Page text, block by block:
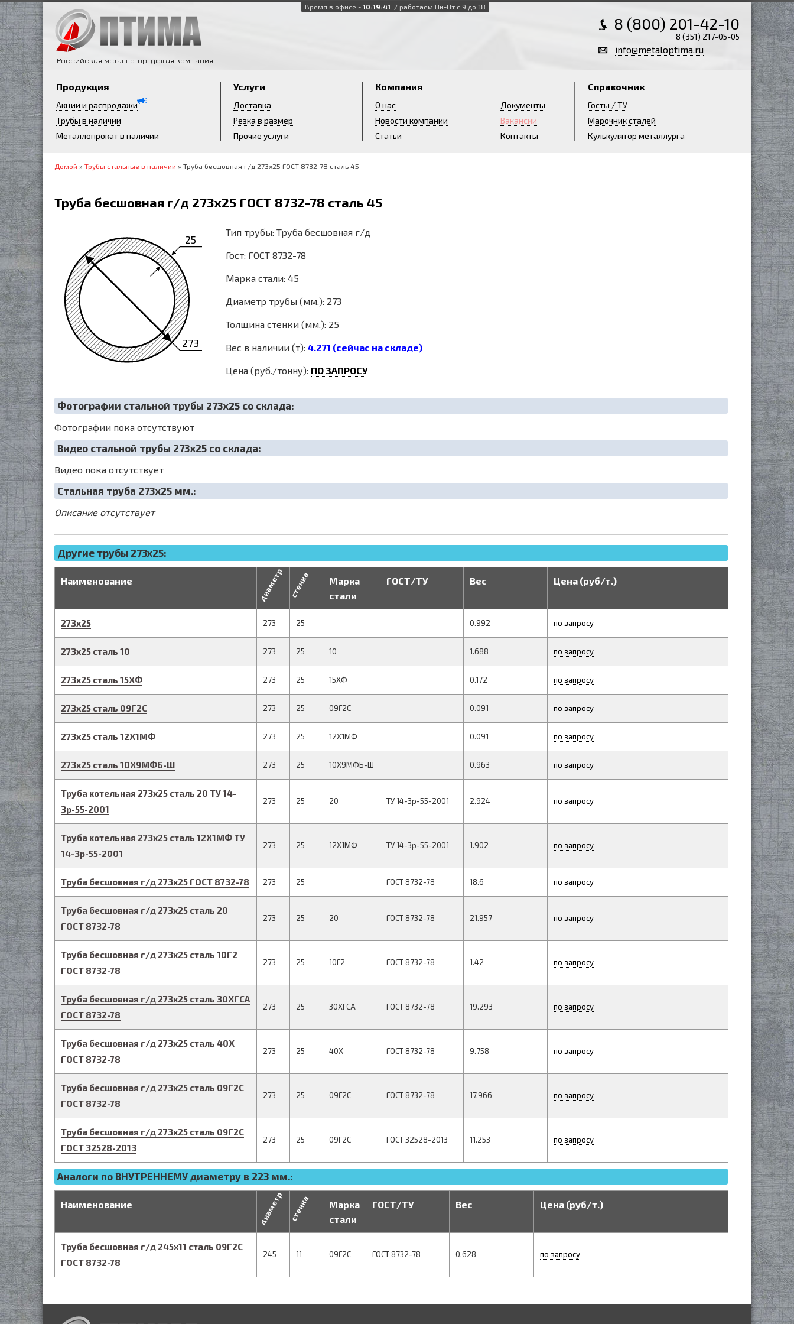
Время в офисе - 10:19:42 / работаем Пн-Пт с 9 до 18
Российская металлоторгующая компания
8 (800) 201-42-10
8 (351) 217-05-05
info@metaloptima.ru
Продукция
Акции и распродажи
Трубы в наличии
Металлопрокат в наличии
Услуги
Доставка
Резка в размер
Прочие услуги
Компания
О нас
Новости компании
Статьи
Документы
Вакансии
Контакты
Справочник
Госты / ТУ
Марочник сталей
Кулькулятор металлурга
Домой » Трубы стальные в наличии » Труба бесшовная г/д 273х25 ГОСТ 8732-78 сталь 45
Труба бесшовная г/д 273х25 ГОСТ 8732-78 сталь 45
273
25
Тип трубы: Труба бесшовная г/д
Гост: ГОСТ 8732-78
Марка стали: 45
Диаметр трубы (мм.): 273
Толщина стенки (мм.): 25
Вес в наличии (т): 4.271 (сейчас на складе)
Цена (руб./тонну): ПО ЗАПРОСУ
Фотографии стальной трубы 273х25 со склада:
Фотографии пока отсутствуют
Видео стальной трубы 273х25 со склада:
Видео пока отсутствует
Cтальная труба 273х25 мм.:
Описание отсутствует
Другие трубы 273x25:
Наименование диаметр стенка
Марка
стали
ГОСТ/ТУ Вес Цена (руб/т.)
273х25 273 25 0.992 по запросу
273х25 сталь 10 273 25 10 1.688 по запросу
273х25 сталь 15ХФ 273 25 15ХФ 0.172 по запросу
273х25 сталь 09Г2С 273 25 09Г2С 0.091 по запросу
273х25 сталь 12Х1МФ 273 25 12Х1МФ 0.091 по запросу
273х25 сталь 10Х9МФБ-Ш 273 25 10Х9МФБ-Ш 0.963 по запросу
Труба котельная 273х25 сталь 20 ТУ 14-
3р-55-2001
273 25 20 ТУ 14-3р-55-2001 2.924 по запросу
Труба котельная 273х25 сталь 12Х1МФ ТУ
14-3р-55-2001
273 25 12Х1МФ ТУ 14-3р-55-2001 1.902 по запросу
Труба бесшовная г/д 273х25 ГОСТ 8732-78 273 25 ГОСТ 8732-78 18.6 по запросу
Труба бесшовная г/д 273х25 сталь 20
ГОСТ 8732-78
273 25 20 ГОСТ 8732-78 21.957 по запросу
Труба бесшовная г/д 273х25 сталь 10Г2
ГОСТ 8732-78
273 25 10Г2 ГОСТ 8732-78 1.42 по запросу
Труба бесшовная г/д 273х25 сталь 30ХГСА
ГОСТ 8732-78
273 25 30ХГСА ГОСТ 8732-78 19.293 по запросу
Труба бесшовная г/д 273х25 сталь 40Х
ГОСТ 8732-78
273 25 40Х ГОСТ 8732-78 9.758 по запросу
Труба бесшовная г/д 273х25 сталь 09Г2С
ГОСТ 8732-78
273 25 09Г2С ГОСТ 8732-78 17.966 по запросу
Труба бесшовная г/д 273х25 сталь 09Г2С
ГОСТ 32528-2013
273 25 09Г2С ГОСТ 32528-2013 11.253 по запросу
Аналоги по ВНУТРЕННЕМУ диаметру в 223 мм.:
Наименование диаметр стенка
Марка
стали
ГОСТ/ТУ Вес Цена (руб/т.)
Труба бесшовная г/д 245х11 сталь 09Г2С
ГОСТ 8732-78
245 11 09Г2С ГОСТ 8732-78 0.628 по запросу